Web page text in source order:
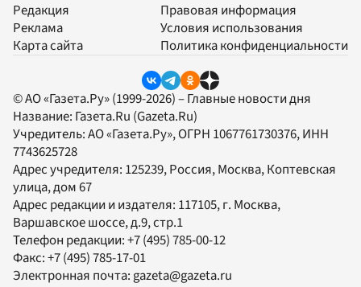
Редакция
Реклама
Карта сайта
Правовая информация
Условия использования
Политика конфиденциальности
© АО «Газета.Ру» (1999-2026) – Главные новости дня
Название: Газета.Ru (Gazeta.Ru)
Учредитель:АО «Газета.Ру», ОГРН 1067761730376, ИНН
7743625728
Адрес учредителя: 125239, Россия, Москва, Коптевская
улица, дом 67
Адрес редакции и издателя: 117105, г. Москва,
Варшавское шоссе, д.9, стр.1
Телефон редакции:+7 (495) 785-00-12
Факс:+7 (495) 785-17-01
Электронная почта:gazeta@gazeta.ru